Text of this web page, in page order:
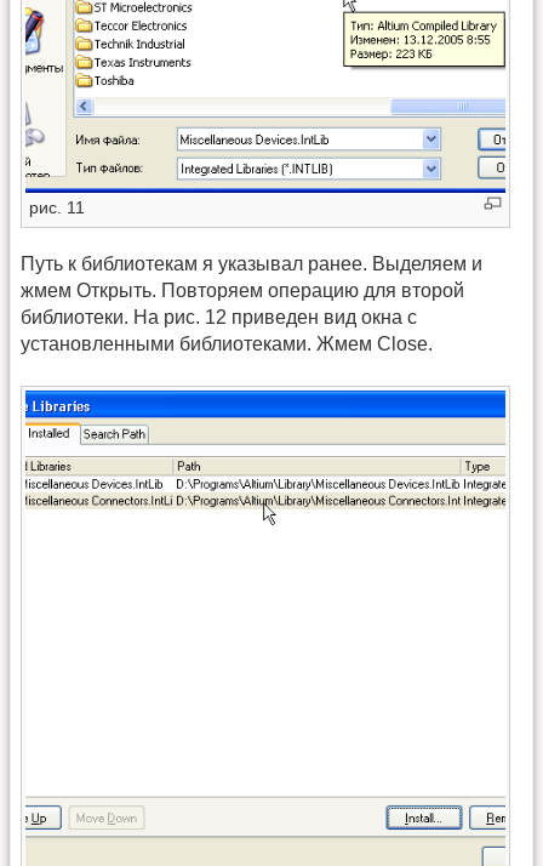
рис. 11
Путь к библиотекам я указывал ранее. Выделяем и
жмем Открыть. Повторяем операцию для второй
библиотеки. На рис. 12 приведен вид окна с
установленными библиотеками. Жмем Close.